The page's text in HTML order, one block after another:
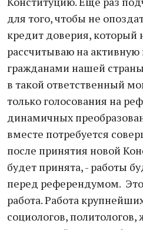
для того, чтобы не
кредит доверия, который
рассчитываю на
гражданами нашей
в такой ответственный
только голосования на
динамичных
вместе потребуется
после принятия новой
будет принята, - работы
перед референдумом. Это
работа. Работа
социологов, политологов,